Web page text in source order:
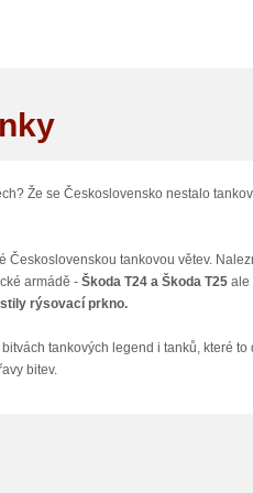
odolnost různých modulů a členů
zdarma – ano za hraní s ostatními
což zaručuje dřívější dostání se k
– nikoliv však lepší.
německy, Čechoslováci česky. Pokud
vrhnout do bitvy. Registrace je zcela
prostředků zdarma.
Že se Československo nestalo
Československou tankovou větev.
armádě - Škoda T24 a Škoda T25 ale
rýsovací prkno.
tankových legend i tanků, které
bitev.